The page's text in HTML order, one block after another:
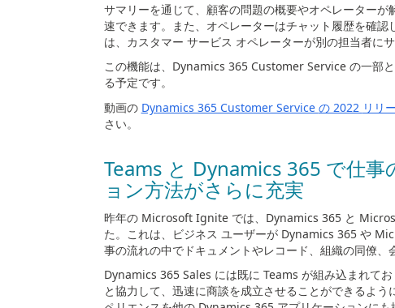
サマリーを通じて、顧客の問題の概要やオペレーター
速できます。また、オペレーターはチャット履歴を確
は、カスタマー サービス オペレーターが別の担当者に
この機能は、 Dynamics 365 Customer Service の一部
る予定です。
動画の Dynamics 365 Customer Service の 2022 リリ
さい。
Teams と Dynamics 365 で仕事
ョン方法がさらに充実
昨年のMicrosoft Ignite では、 Dynamics 365 と
た。これは、ビジネス ユーザーがDynamics 365 や
事の流れの中でドキュメントやレコード、組織の同僚、
Dynamics 365 Sales には既に Teams が組み込まれて
と協力して、迅速に商談を成立させることができるよ